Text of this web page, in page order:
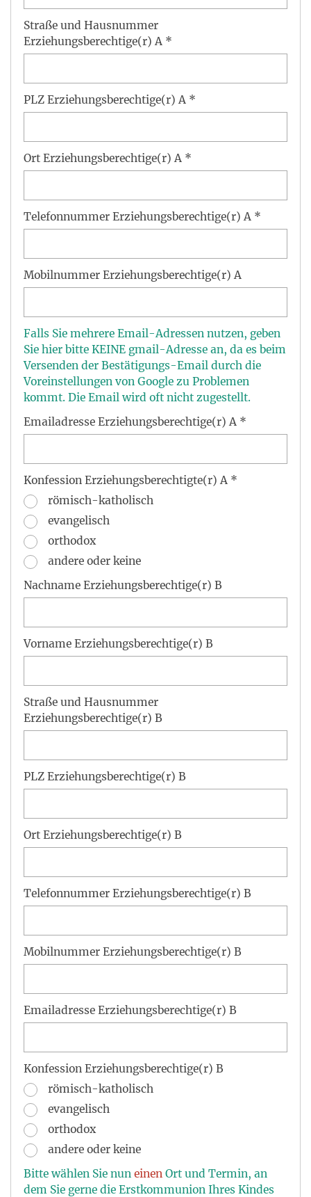
Straße und Hausnummer
Erziehungsberechtige(r) A *
PLZ Erziehungsberechtige(r) A *
Ort Erziehungsberechtige(r) A *
Telefonnummer Erziehungsberechtige(r) A *
Mobilnummer Erziehungsberechtige(r) A
Falls Sie mehrere Email-Adressen nutzen, geben
Sie hier bitte KEINE gmail-Adresse an, da es beim
Versenden der Bestätigungs-Email durch die
Voreinstellungen von Google zu Problemen
kommt. Die Email wird oft nicht zugestellt.
Emailadresse Erziehungsberechtige(r) A *
Konfession Erziehungsberechtigte(r) A *
römisch-katholisch
evangelisch
orthodox
andere oder keine
Nachname Erziehungsberechtige(r) B
Vorname Erziehungsberechtige(r) B
Straße und Hausnummer
Erziehungsberechtige(r) B
PLZ Erziehungsberechtige(r) B
Ort Erziehungsberechtige(r) B
Telefonnummer Erziehungsberechtige(r) B
Mobilnummer Erziehungsberechtige(r) B
Emailadresse Erziehungsberechtige(r) B
Konfession Erziehungsberechtige(r) B
römisch-katholisch
evangelisch
orthodox
andere oder keine
Bitte wählen Sie nun einen Ort und Termin, an
dem Sie gerne die Erstkommunion Ihres Kindes